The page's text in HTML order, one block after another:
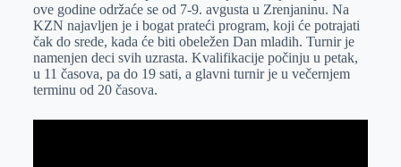
r
n
A
p
p
i
l
ove godine održaće se od 7-9. avgusta u Zrenjaninu. Na
KZN najavljen je i bogat prateći program, koji će potrajati
čak do srede, kada će biti obeležen Dan mladih. Turnir je
namenjen deci svih uzrasta. Kvalifikacije počinju u petak,
u 11 časova, pa do 19 sati, a glavni turnir je u večernjem
terminu od 20 časova.